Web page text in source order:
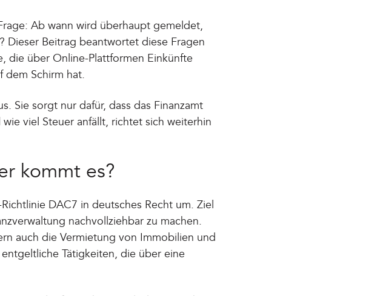
Ab wann wird überhaupt gemeldet,
Dieser Beitrag beantwortet diese Fragen
die über Online-Plattformen Einkünfte
dem Schirm hat.
Sie sorgt nur dafür, dass das Finanzamt
viel Steuer anfällt, richtet sich weiterhin
kommt es?
DAC7 in deutsches Recht um. Ziel
nachvollziehbar zu machen.
auch die Vermietung von Immobilien und
Tätigkeiten, die über eine